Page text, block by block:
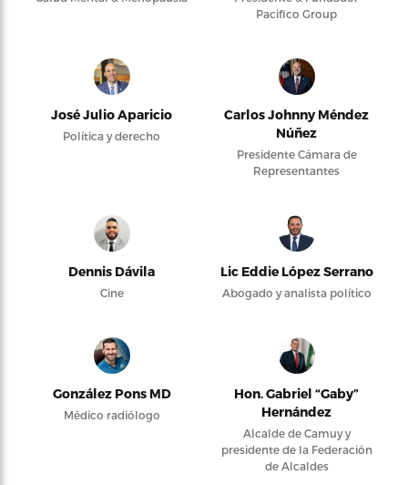
Pacifico Group
José Julio Aparicio
Política y derecho
Carlos Johnny Méndez
Núñez
Presidente Cámara de
Representantes
Dennis Dávila
Cine
Lic Eddie López Serrano
Abogado y analista político
González Pons MD
Médico radiólogo
Hon. Gabriel “Gaby”
Hernández
Alcalde de Camuy y
presidente de la Federación
de Alcaldes